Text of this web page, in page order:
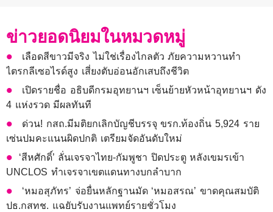
ข่าวยอดนิยมในหมวดหมู่
เลือดสีขาวมีจริง ไม่ใช่เรื่องไกลตัว ภัยความหวานทำ
ไตรกลีเซอไรด์สูง เสี่ยงตับอ่อนอักเสบถึงชีวิต
เปิดรายชื่อ อธิบดีกรมอุทยานฯ เซ็นย้ายหัวหน้าอุทยานฯ ดัง
4 แห่งรวด มีผลทันที
ด่วน! กสถ.มีมติยกเลิกบัญชีบรรจุ ขรก.ท้องถิ่น 5,924 ราย
เซ่นปมคะแนนผิดปกติ เตรียมจัดอันดับใหม่
​‘สีหศักดิ์’ ลั่นเจรจาไทย-กัมพูชา ปิดประตู หลังเขมรเข้า
UNCLOS ทำเจรจาเขตแดนทางบกลำบาก
‘หมอสุภัทร’ จ่อยื่นหลักฐานมัด ‘หมอสรณ’ ขาดคุณสมบัติ
ปธ.กสทช. แฉยับรับงานแพทย์รายชั่วโมง